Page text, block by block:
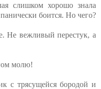
слишком хорошо знала
боится. Но чего?
Не вежливый перестук, а
молю!
с трясущейся бородой и